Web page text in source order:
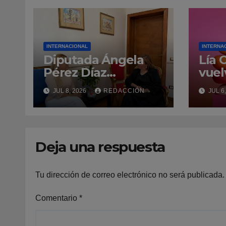
INTERNACIONAL
Diputada Ángela
Pérez Díaz
agradece acogida
de la Embajada
Dominicana ante la
JUL 8, 2026 REDACCIÓN
Lía
de
to
JUL
Deja una respuesta
Tu dirección de correo electrónico no será publicada.
Comentario *